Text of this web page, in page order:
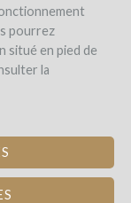
pourrez
situé en pied de
la